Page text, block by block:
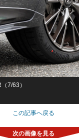
7/63）
この記事へ戻る